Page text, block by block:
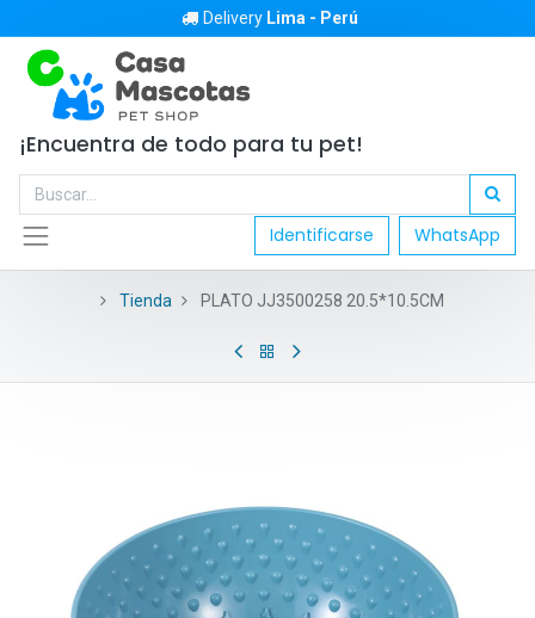
Delivery Lima - Perú
¡Encuentra de todo para tu pet!
Identificarse WhatsApp
Tienda PLATO JJ3500258 20.5*10.5CM